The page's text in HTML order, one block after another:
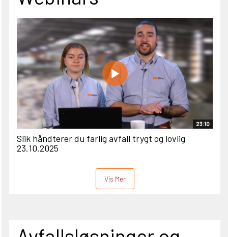
23:10
Slik håndterer du farlig avfall trygt og lovlig
23.10.2025
Vis Mer